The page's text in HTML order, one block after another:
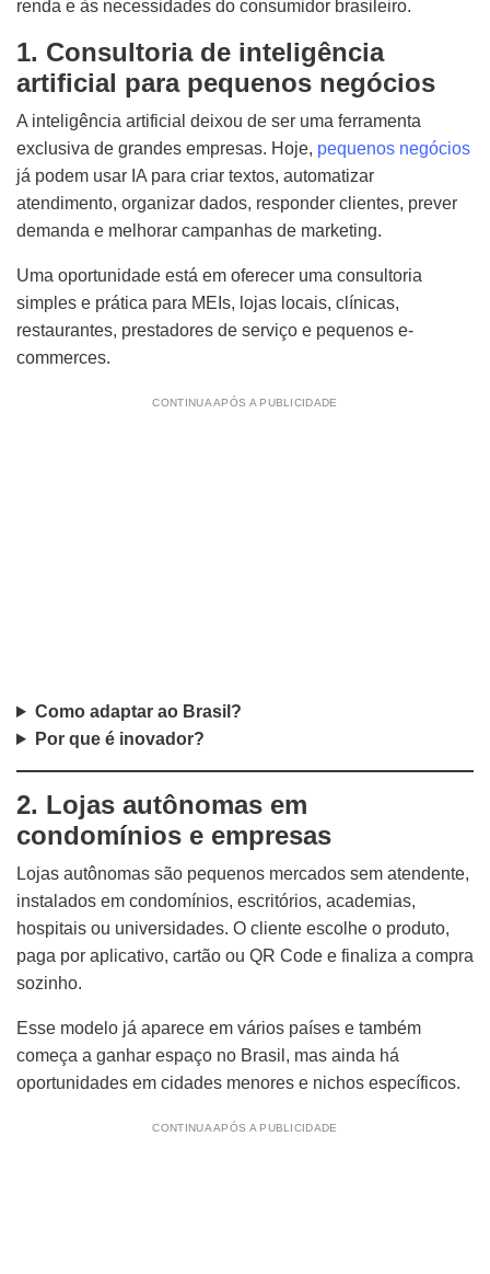
renda e às necessidades do consumidor brasileiro.
1. Consultoria de inteligência
artificial para pequenos negócios
A inteligência artificial deixou de ser uma ferramenta
exclusiva de grandes empresas. Hoje, pequenos negócios
já podem usar IA para criar textos, automatizar
atendimento, organizar dados, responder clientes, prever
demanda e melhorar campanhas de marketing.
Uma oportunidade está em oferecer uma consultoria
simples e prática para MEIs, lojas locais, clínicas,
restaurantes, prestadores de serviço e pequenos e-
commerces.
CONTINUA APÓS A PUBLICIDADE
Como adaptar ao Brasil?
Por que é inovador?
2. Lojas autônomas em
condomínios e empresas
Lojas autônomas são pequenos mercados sem atendente,
instalados em condomínios, escritórios, academias,
hospitais ou universidades. O cliente escolhe o produto,
paga por aplicativo, cartão ou QR Code e finaliza a compra
sozinho.
Esse modelo já aparece em vários países e também
começa a ganhar espaço no Brasil, mas ainda há
oportunidades em cidades menores e nichos específicos.
CONTINUA APÓS A PUBLICIDADE